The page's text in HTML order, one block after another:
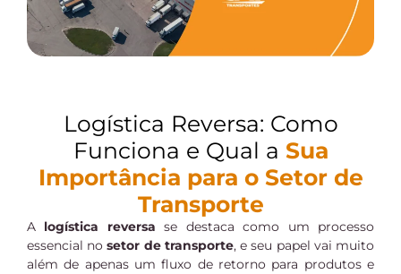
Logística Reversa: Como
Funciona e Qual a Sua
Importância para o Setor de
Transporte
A logística reversa se destaca como um processo
essencial no setor de transporte, e seu papel vai muito
além de apenas um fluxo de retorno para produtos e